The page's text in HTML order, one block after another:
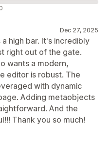
0
Dec 27, 2025
high bar. It's incredibly
right out of the gate.
wants a modern,
editor is robust. The
with dynamic
Adding metaobjects
And the
Thank you so much!